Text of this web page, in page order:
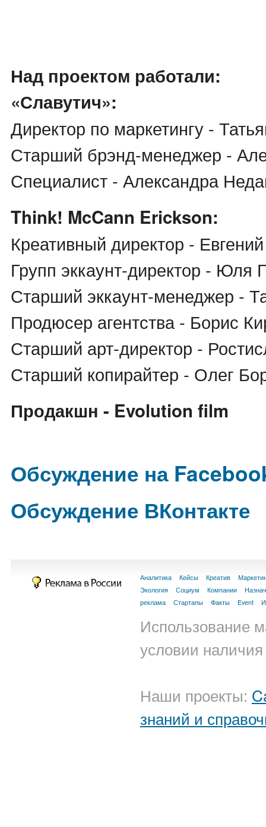
Над проектом работали:
«Славутич»:
Директор по маркетингу -
Старший брэнд-менеджер -
Специалист - Александра
Think! McCann Erickson:
Креативный директор -
Групп эккаунт-директор - Юля
Старший эккаунт-менеджер -
Продюсер агентства - Борис
Старший арт-директор -
Старший копирайтер - Олег
Продакшн - Evolution film
Обсуждение на
Обсуждение ВКонтакте
Аналитика Кейсы Креатив
Экология
Социум Компании
реклама
Стартапы Факты Event
Использование
условии
Наши проекты:
знаний и